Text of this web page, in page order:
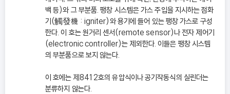
백 등)와 그 부분품. 팽창 시스템은 가스 주입을 지시하는 점화
기(觸發機 : igniter)와 용기에 들어 있는 팽창 가스로 구성
한다. 이 호는 원거리 센서(remote sensor)나 전자 제어기
(electronic controller)는 제외한다. 이들은 팽창 시스템
의 부분품으로 보지 않는다.
이 호에는 제8412호의 유압식이나 공기작동식의 실린더는
분류하지 않는다.